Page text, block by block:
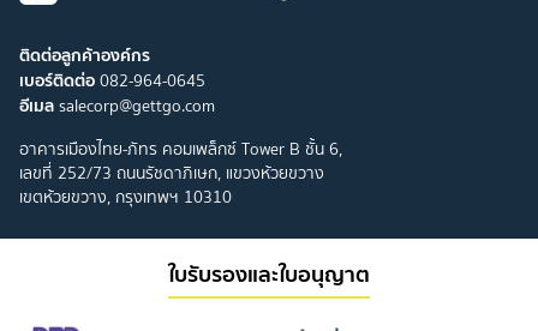
ติดต่อลูกค้าองค์กร
เบอร์ติดต่อ082-964-0645
อีเมลsalecorp@gettgo.com
อาคารเมืองไทย-ภัทร คอมเพล็กซ์ Tower B ชั้น 6,
เลขที่ 252/73 ถนนรัชดาภิเษก, แขวงห้วยขวาง
เขตห้วยขวาง, กรุงเทพฯ 10310
ใบรับรองและใบอนุญาต